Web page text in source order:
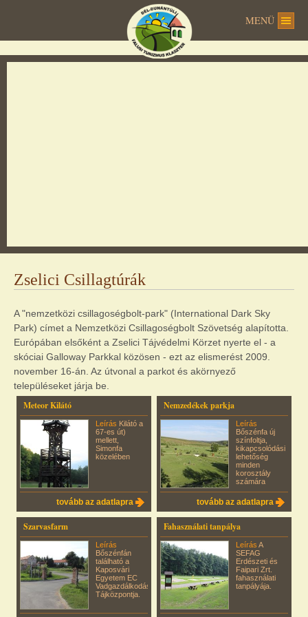
MENÜ
Zselici Csillagtúrák
A "nemzetközi csillagoségbolt-park" (International Dark Sky
Park) címet a Nemzetközi Csillagoségbolt Szövetség alapította.
Európában elsőként a Zselici Tájvédelmi Körzet nyerte el - a
skóciai Galloway Parkkal közösen - ezt az elismerést 2009.
november 16-án. Az útvonal a parkot és akörnyező
településeket járja be.
Meteor Kilátó
Leírás Kilátó a
67-es út)
mellett,
Simonfa
közelében
tovább az adatlapra
Nemzedékek parkja
Leírás
Bőszénfa új
színfoltja,
kikapcsolódási
lehetőség
minden
korosztály
számára
tovább az adatlapra
Szarvasfarm
Leírás
Bőszénfán
található a
Kaposvári
Egyetem EC
Vadgazdálkodási
Tájközpontja.
Fahasználati tanpálya
Leírás A
SEFAG
Erdészeti és
Faipari Zrt.
fahasználati
tanpályája.